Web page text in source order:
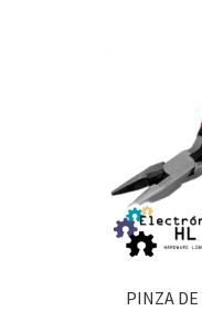
PINZA DE